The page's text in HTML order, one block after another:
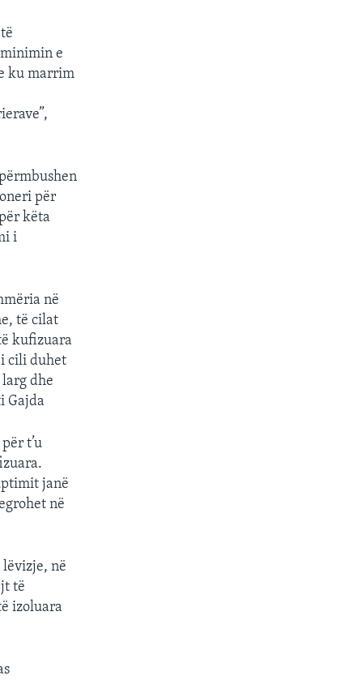
e
ku marrim
për
këta
i
në
të cilat
kufizuara
cili duhet
dhe
Gajda
t’u
janë
në
lëvizje, në
të
izoluara